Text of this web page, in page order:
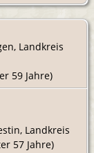
Landkreis
59 Jahre)
Landkreis
57 Jahre)